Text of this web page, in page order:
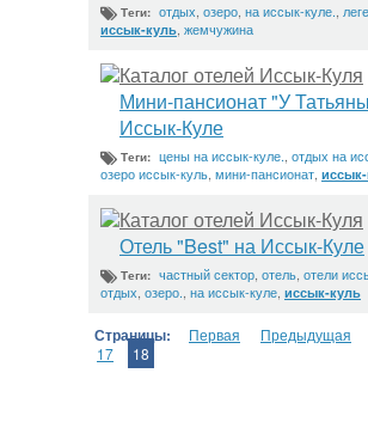
Теги: отдых озеро на иссык-куле.
иссык-куль жемчужина
Каталог отелей Иссык-Куля
Мини-пансионат "У
Иссык-Куле
Теги: цены на иссык-куле. отдых на
озеро иссык-куль мини-пансионат
Каталог отелей Иссык-Куля
Отель "Best" на Иссык-Куле
Теги: частный сектор отель отели
отдых озеро. на иссык-куле иссык-куль
Страницы: Первая Предыдущая
17
18